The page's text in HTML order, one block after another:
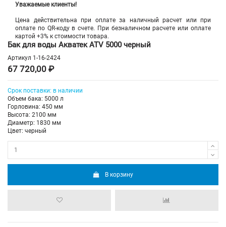
Уважаемые клиенты!
Цена действительна при оплате за наличный расчет или при
оплате по QR-коду в счете. При безналичном расчете или оплате
картой +3% к стоимости товара.
Бак для воды Акватек ATV 5000 черный
Артикул 1-16-2424
67 720,00 ₽
Срок поставки: в наличии
Объем бака: 5000 л
Горловина: 450 мм
Высота: 2100 мм
Диаметр: 1830 мм
Цвет: черный
В корзину